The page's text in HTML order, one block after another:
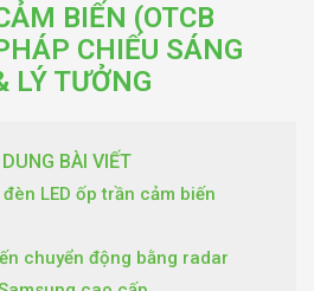
BIẾN (OTCB
CHIẾU SÁNG
LÝ TƯỞNG
BÀI VIẾT
LED ốp trần cảm biến
chuyển động bằng radar